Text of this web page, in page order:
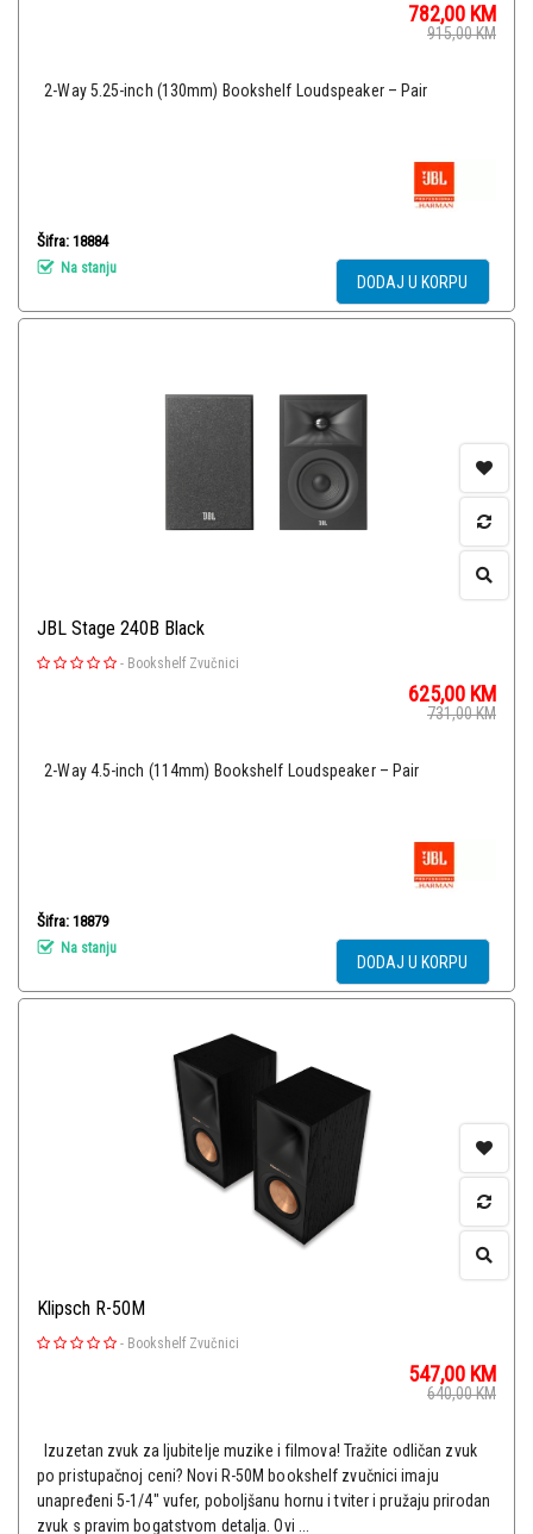
782,00 KM
915,00KM
2-Way 5.25-inch (130mm) Bookshelf Loudspeaker – Pair
Šifra: 18884
Na stanju
DODAJ U KORPU
JBL Stage 240B Black
- Bookshelf Zvučnici
625,00 KM
731,00KM
2-Way 4.5-inch (114mm) Bookshelf Loudspeaker – Pair
Šifra: 18879
Na stanju
DODAJ U KORPU
Klipsch R-50M
- Bookshelf Zvučnici
547,00 KM
640,00KM
Izuzetan zvuk za ljubitelje muzike i filmova! Tražite odličan zvuk
po pristupačnoj ceni? Novi R-50M bookshelf zvučnici imaju
unapređeni 5-1/4" vufer, poboljšanu hornu i tviter i pružaju prirodan
zvuk s pravim bogatstvom detalja. Ovi ...